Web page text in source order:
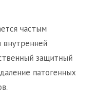
частым
внутренней
защитный
патогенных